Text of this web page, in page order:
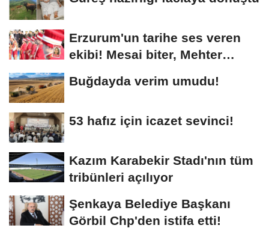
Erzurum'un tarihe ses veren
ekibi! Mesai biter, Mehter
Buğdayda verim umudu!
53 hafız için icazet sevinci!
Kazım Karabekir Stadı'nın tüm
tribünleri açılıyor
Şenkaya Belediye Başkanı
Görbil Chp'den istifa etti!